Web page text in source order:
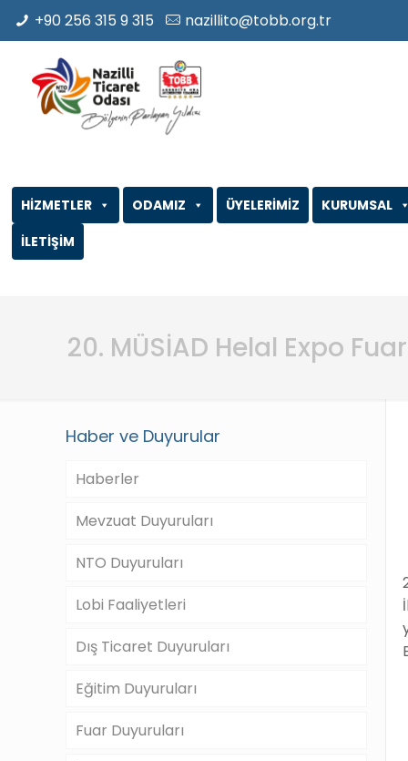
+90 256 315 9 315 nazillito@tobb.org.tr
ODAMIZ
HİZMETLER ÜYELERİMİZ
KURUMSAL
İLETİŞİM
20. MÜSİAD Helal Expo
Haber ve Duyurular
Haberler
Mevzuat Duyuruları
NTO Duyuruları
Lobi Faaliyetleri
Dış Ticaret Duyuruları
Eğitim Duyuruları
Fuar Duyuruları